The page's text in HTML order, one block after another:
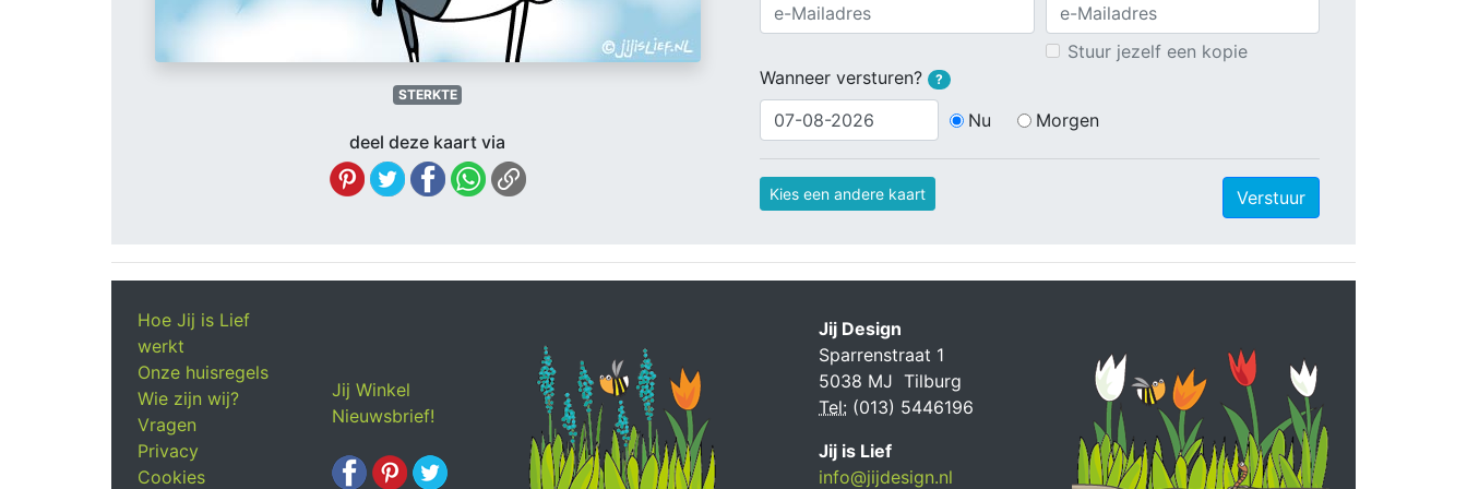
STERKTE
deel deze kaart via
Stuur jezelf een kopie
Wanneer versturen?
?
Nu Morgen
Kies een andere kaart Verstuur
Hoe Jij is Lief
werkt
Onze huisregels
Wie zijn wij?
Vragen
Privacy
Cookies
Jij Winkel
Nieuwsbrief!
Jij Design
Sparrenstraat 1
5038 MJ Tilburg
Tel: (013) 5446196
Jij is Lief
info@jijdesign.nl